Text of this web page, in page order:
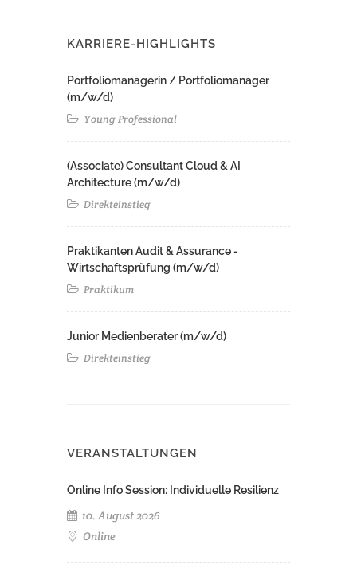
KARRIERE-HIGHLIGHTS
Portfoliomanagerin / Portfoliomanager
(m/w/d)
Young Professional
(Associate) Consultant Cloud & AI
Architecture (m/w/d)​ ​
Direkteinstieg
Praktikanten Audit & Assurance -
Wirtschaftsprüfung (m/w/d)
Praktikum
Junior Medienberater (m/w/d)
Direkteinstieg
VERANSTALTUNGEN
Online Info Session: Individuelle Resilienz
10. August 2026
Online